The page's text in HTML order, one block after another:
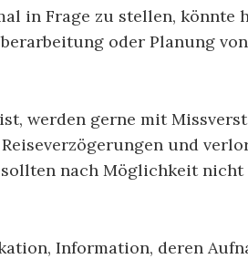
in Frage zu stellen, könnte
oder Planung
werden gerne mit
und
nach Möglichkeit
Information, deren